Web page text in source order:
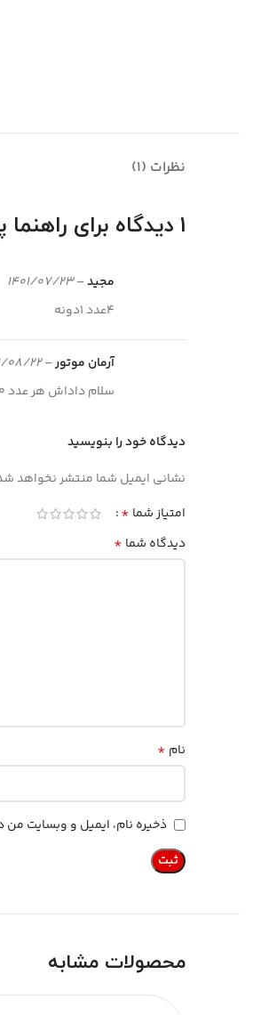
نظرات (1)
1 دیدگاه برای
مجید–
1401/07/23
4عدد 1دونه
آرمان موتور–
08/22
سلام داداش هر عدد 10000 تومان هست
دیدگاه خود را بنویسید
نشانی ایمیل شما منتشر نخواهد
امتیاز شما *
دیدگاه شما *
نام *
ذخیره نام، ایمیل و وبسایت من
محصولات مشابه